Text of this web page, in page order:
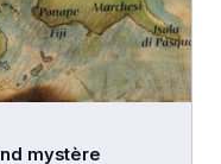
mystère